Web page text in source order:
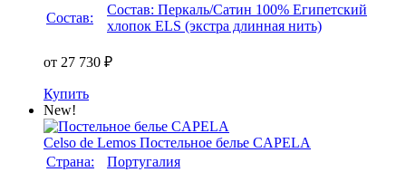
Состав:
Состав: Перкаль/Сатин 100% Египетский
хлопок ELS (экстра длинная нить)
от 27 730 ₽
Купить
New!
Celso de Lemos Постельное белье CAPELA
Страна:
Португалия